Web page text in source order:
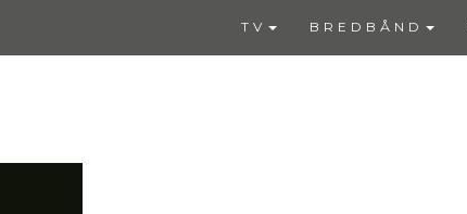
TV BREDBÅND